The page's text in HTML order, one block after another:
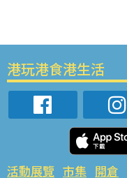
港玩港食港生活
活動展覽 市集 開倉